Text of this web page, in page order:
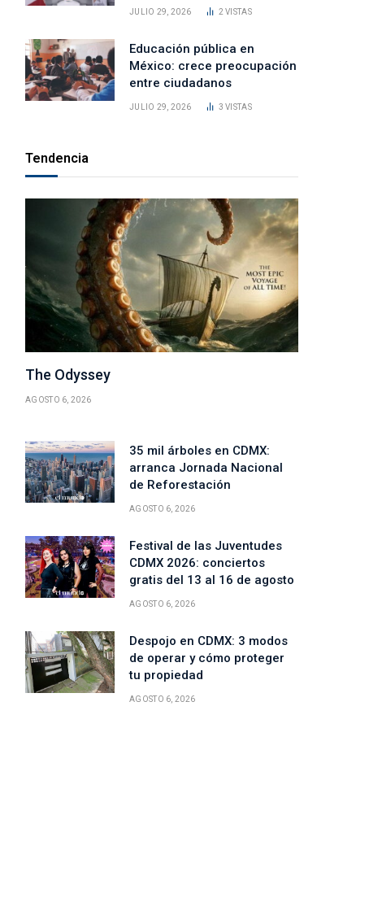
JULIO 29, 2026 2VISTAS
Educación pública en
México: crece preocupación
entre ciudadanos
JULIO 29, 2026 3VISTAS
Tendencia
The Odyssey
AGOSTO 6, 2026
35 mil árboles en CDMX:
arranca Jornada Nacional
de Reforestación
AGOSTO 6, 2026
Festival de las Juventudes
CDMX 2026: conciertos
gratis del 13 al 16 de agosto
AGOSTO 6, 2026
Despojo en CDMX: 3 modos
de operar y cómo proteger
tu propiedad
AGOSTO 6, 2026